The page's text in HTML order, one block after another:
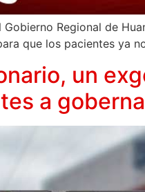
Gobierno Regional de
que los pacientes ya
un
a